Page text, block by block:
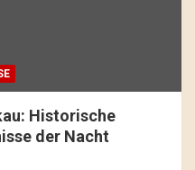
Historische
der Nacht